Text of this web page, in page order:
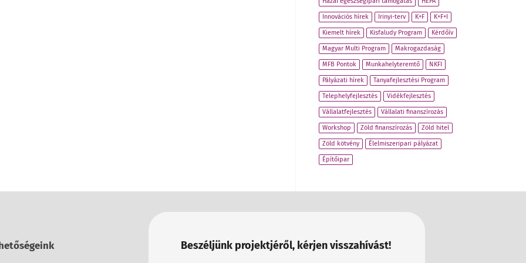
Innovációs hírek Irinyi-terv K+F K+F+I
Kiemelt hírek Kisfaludy Program Kérdőív
Magyar Multi Program Makrogazdaság
MFB Pontok Munkahelyteremtő NKFI
Pályázati hírek Tanyafejlesztési Program
Telephelyfejlesztés Vidékfejlesztés
Vállalatfejlesztés Vállalati finanszírozás
Workshop Zöld finanszírozás Zöld hitel
Zöld kötvény Élelmiszeripari pályázat
Építőipar
Beszéljünk projektjéről, kérjen visszahívást!